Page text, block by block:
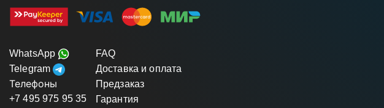
WhatsApp
Telegram
Телефоны
+7 495 975 95 35
FAQ
Доставка и оплата
Предзаказ
Гарантия